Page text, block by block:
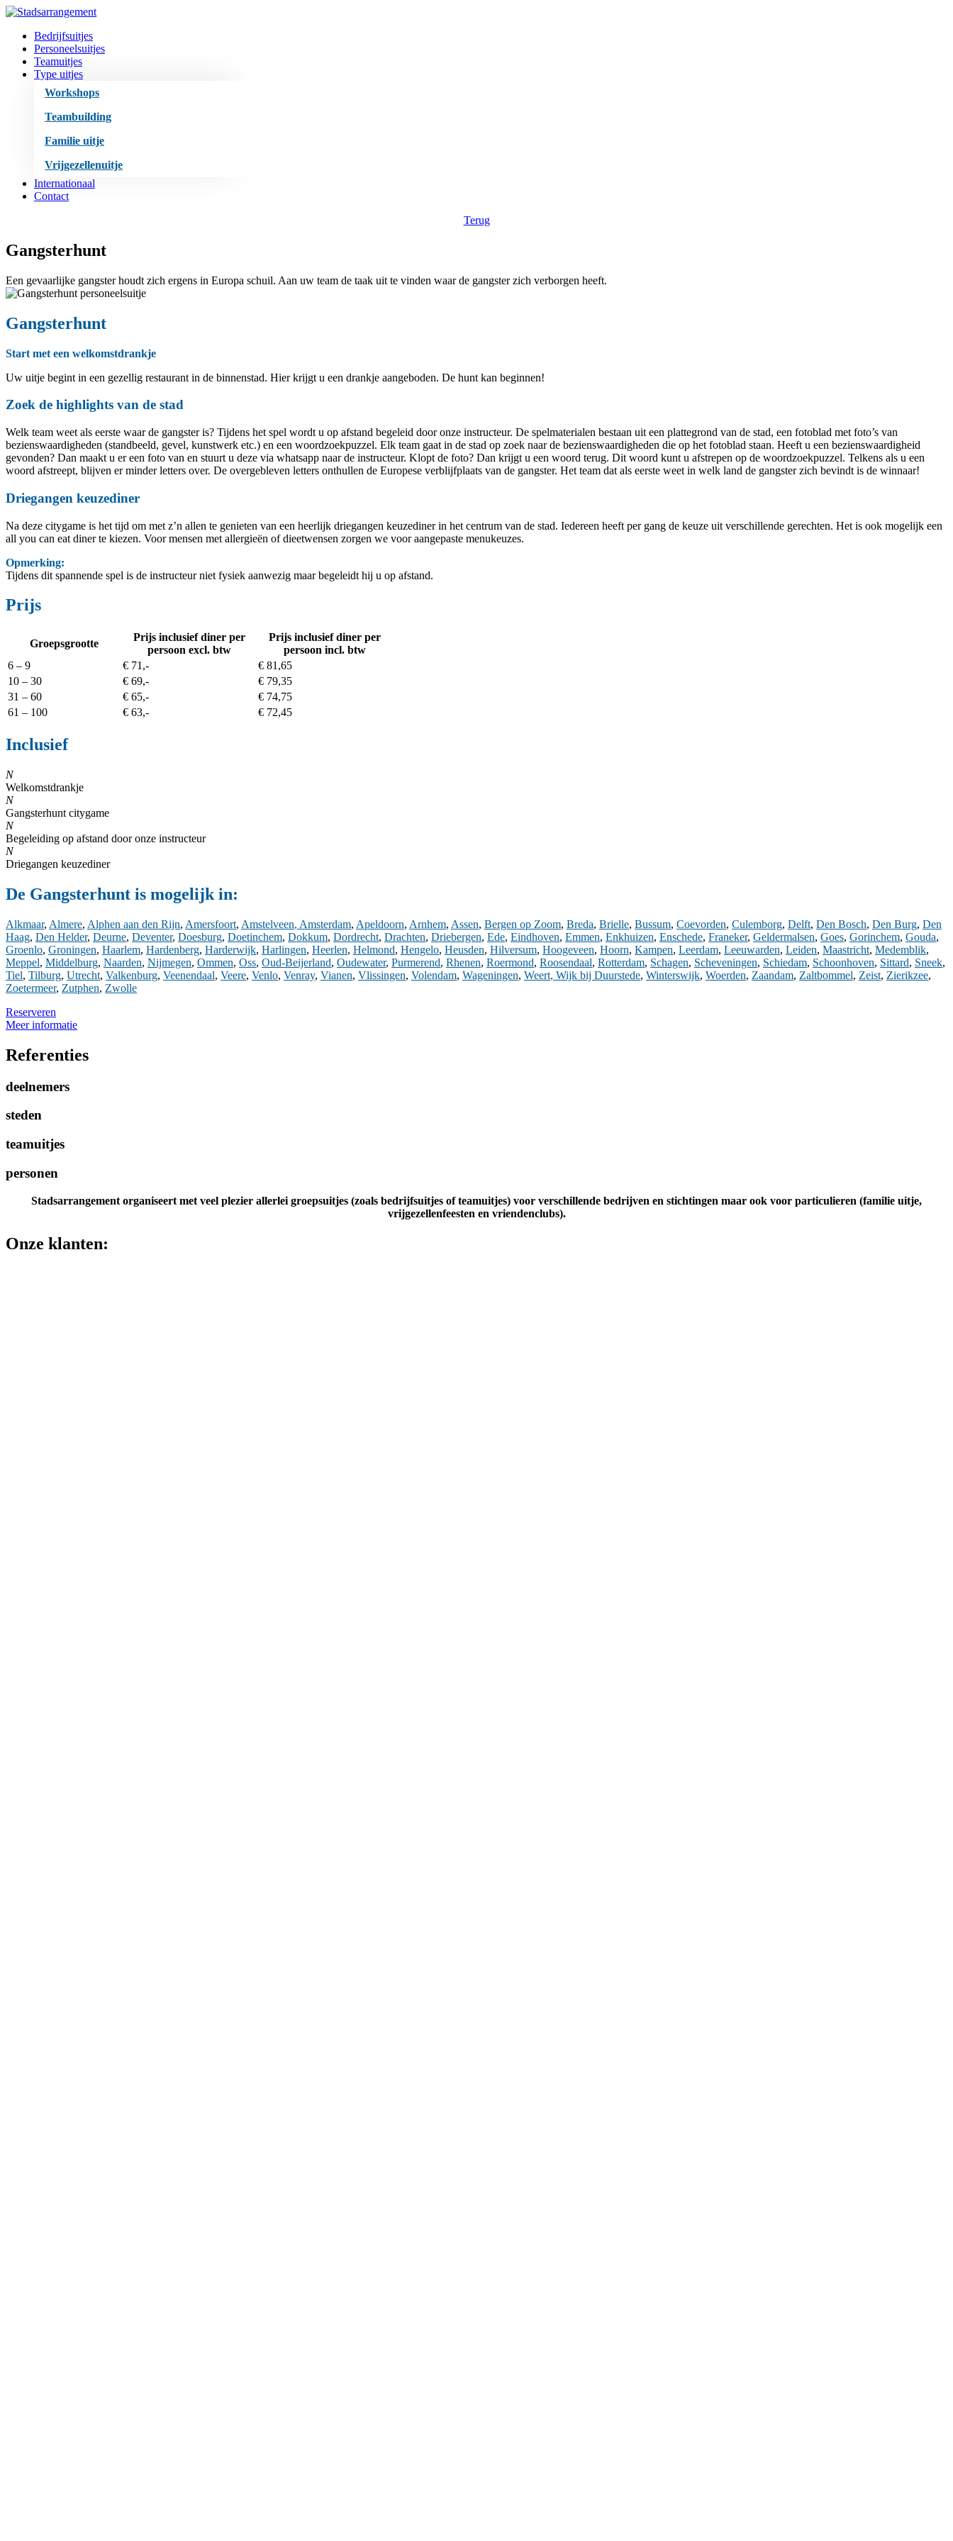
Bedrijfsuitjes
Personeelsuitjes
Teamuitjes
Type uitjes
Workshops
Teambuilding
Familie uitje
Vrijgezellenuitje
Internationaal
Contact
Terug
Gangsterhunt
Een gevaarlijke gangster houdt zich ergens in Europa schuil. Aan uw team de taak uit te vinden waar de gangster zich verborgen heeft.
Gangsterhunt
Start met een welkomstdrankje
Uw uitje begint in een gezellig restaurant in de binnenstad. Hier krijgt u een drankje aangeboden. De hunt kan beginnen!
Zoek de highlights van de stad
Welk team weet als eerste waar de gangster is? Tijdens het spel wordt u op afstand begeleid door onze instructeur. De spelmaterialen bestaan uit een plattegrond van de stad, een fotoblad met foto’s van
bezienswaardigheden (standbeeld, gevel, kunstwerk etc.) en een woordzoekpuzzel. Elk team gaat in de stad op zoek naar de bezienswaardigheden die op het fotoblad staan. Heeft u een bezienswaardigheid
gevonden? Dan maakt u er een foto van en stuurt u deze via whatsapp naar de instructeur. Klopt de foto? Dan krijgt u een woord terug. Dit woord kunt u afstrepen op de woordzoekpuzzel. Telkens als u een
woord afstreept, blijven er minder letters over. De overgebleven letters onthullen de Europese verblijfplaats van de gangster. Het team dat als eerste weet in welk land de gangster zich bevindt is de winnaar!
Driegangen keuzediner
Na deze citygame is het tijd om met z’n allen te genieten van een heerlijk driegangen keuzediner in het centrum van de stad. Iedereen heeft per gang de keuze uit verschillende gerechten. Het is ook mogelijk een
all you can eat diner te kiezen. Voor mensen met allergieën of dieetwensen zorgen we voor aangepaste menukeuzes.
Opmerking:
Tijdens dit spannende spel is de instructeur niet fysiek aanwezig maar begeleidt hij u op afstand.
Prijs
Groepsgrootte
Prijs inclusief diner per
persoon excl. btw
Prijs inclusief diner per
persoon incl. btw
6 – 9
€ 71,-
€ 81,65
10 – 30 € 69,-
€ 79,35
31 – 60 € 65,-
€ 74,75
61 – 100 € 63,- € 72,45
Inclusief
N
Welkomstdrankje
N
Gangsterhunt citygame
N
Begeleiding op afstand door onze instructeur
N
Driegangen keuzediner
De Gangsterhunt is mogelijk in:
Alkmaar, Almere, Alphen aan den Rijn, Amersfoort, Amstelveen, Amsterdam, Apeldoorn, Arnhem, Assen, Bergen op Zoom, Breda, Brielle, Bussum, Coevorden, Culemborg, Delft, Den Bosch, Den Burg, Den
Haag, Den Helder, Deurne, Deventer, Doesburg, Doetinchem, Dokkum, Dordrecht, Drachten, Driebergen, Ede, Eindhoven, Emmen, Enkhuizen, Enschede, Franeker, Geldermalsen, Goes, Gorinchem, Gouda,
Groenlo, Groningen, Haarlem, Hardenberg, Harderwijk, Harlingen, Heerlen, Helmond, Hengelo, Heusden, Hilversum, Hoogeveen, Hoorn, Kampen, Leerdam, Leeuwarden, Leiden, Maastricht, Medemblik,
Meppel, Middelburg, Naarden, Nijmegen, Ommen, Oss, Oud-Beijerland, Oudewater, Purmerend, Rhenen, Roermond, Roosendaal, Rotterdam, Schagen, Scheveningen, Schiedam, Schoonhoven, Sittard, Sneek,
Tiel, Tilburg, Utrecht, Valkenburg, Veenendaal, Veere, Venlo, Venray, Vianen, Vlissingen, Volendam, Wageningen, Weert, Wijk bij Duurstede, Winterswijk, Woerden, Zaandam, Zaltbommel, Zeist, Zierikzee,
Zoetermeer, Zutphen, Zwolle
Reserveren
Meer informatie
Referenties
deelnemers
steden
teamuitjes
personen
Stadsarrangement organiseert met veel plezier allerlei groepsuitjes (zoals bedrijfsuitjes of teamuitjes) voor verschillende bedrijven en stichtingen maar ook voor particulieren (familie uitje,
vrijgezellenfeesten en vriendenclubs).
Onze klanten: